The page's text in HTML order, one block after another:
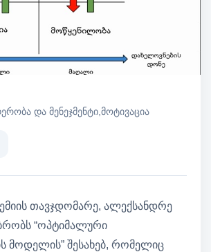
და მენეჯმენტი მოტივაცია
თავჯდომარე, ალექსანდრე
“ოპტიმალური
მოდელის” შესახებ, რომელიც